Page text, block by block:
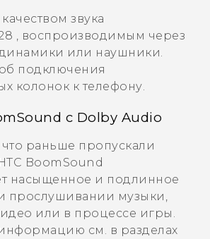
звука
, воспроизводимым через
или наушники.
подключения
колонок к телефону.
с Dolby Audio
раньше пропускали
BoomSound
насыщенное и подлинное
прослушивании музыки,
или в процессе игры.
см. в разделах